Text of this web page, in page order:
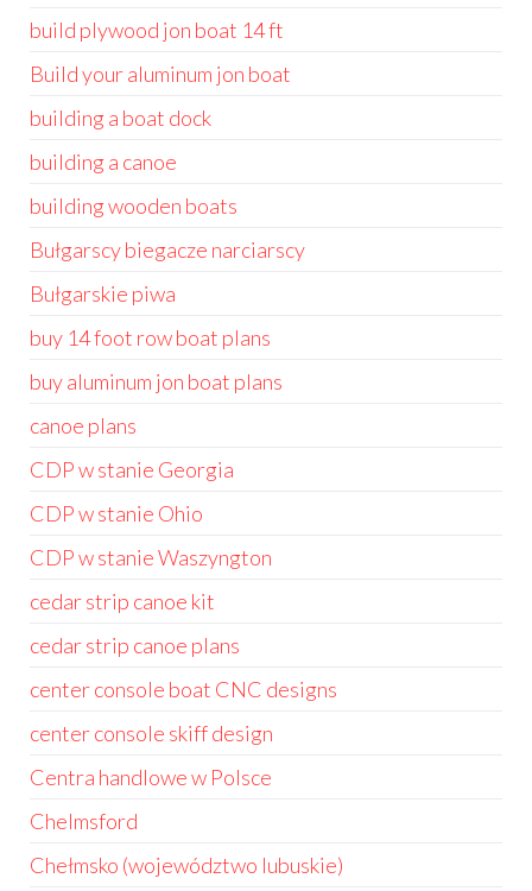
build plywood jon boat 14 ft
Build your aluminum jon boat
building a boat dock
building a canoe
building wooden boats
Bułgarscy biegacze narciarscy
Bułgarskie piwa
buy 14 foot row boat plans
buy aluminum jon boat plans
canoe plans
CDP w stanie Georgia
CDP w stanie Ohio
CDP w stanie Waszyngton
cedar strip canoe kit
cedar strip canoe plans
center console boat CNC designs
center console skiff design
Centra handlowe w Polsce
Chelmsford
Chełmsko (województwo lubuskie)